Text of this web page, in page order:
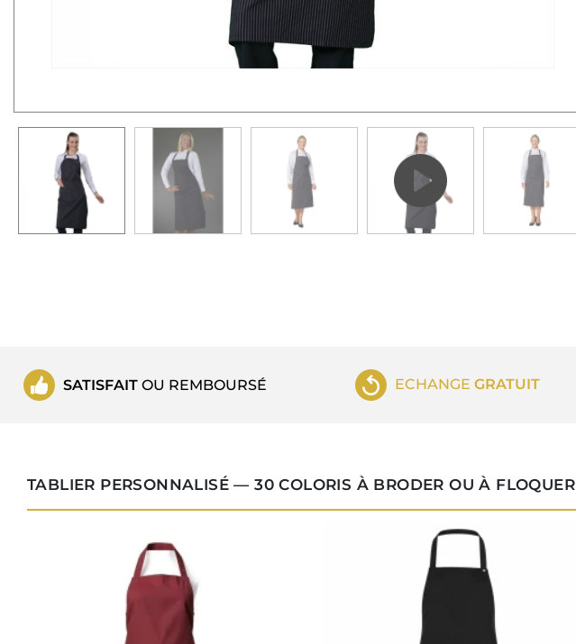
SATISFAITOU REMBOURSÉ ECHANGEGRATUIT
TABLIER PERSONNALISÉ — 30 COLORIS À BRODER OU À FLOQUER